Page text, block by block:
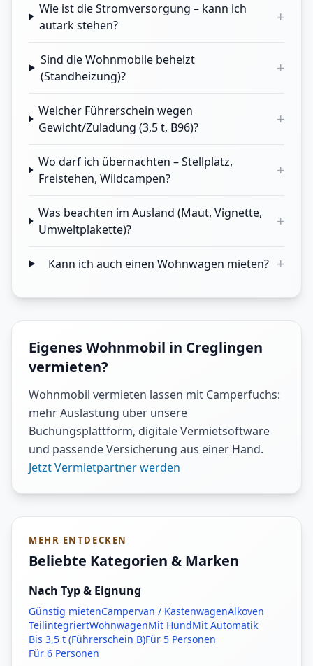
Wie ist die Stromversorgung – kann ich
autark stehen?
+
Sind die Wohnmobile beheizt
(Standheizung)?
+
Welcher Führerschein wegen
Gewicht/Zuladung (3,5 t, B96)?
+
Wo darf ich übernachten – Stellplatz,
Freistehen, Wildcampen?
+
Was beachten im Ausland (Maut, Vignette,
Umweltplakette)?
+
Kann ich auch einen Wohnwagen mieten? +
Eigenes Wohnmobil in Creglingen
vermieten?
Wohnmobil vermieten lassen mit Camperfuchs:
mehr Auslastung über unsere
Buchungsplattform, digitale Vermietsoftware
und passende Versicherung aus einer Hand.
Jetzt Vermietpartner werden
MEHR ENTDECKEN
Beliebte Kategorien & Marken
Nach Typ & Eignung
Günstig mietenCampervan / KastenwagenAlkoven
TeilintegriertWohnwagenMit HundMit Automatik
Bis 3,5 t (Führerschein B)Für 5 Personen
Für 6 Personen